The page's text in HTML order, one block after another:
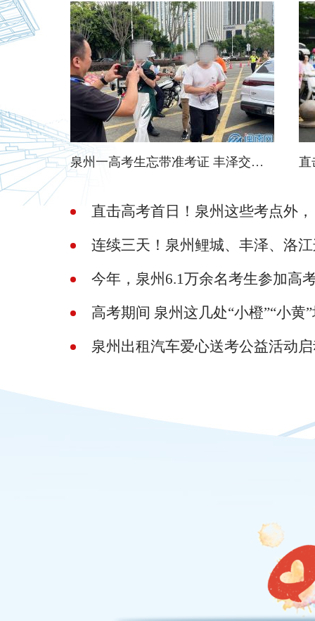
泉州一高考生忘带准考证 丰泽交警紧急帮送证
连续三天！泉州鲤城、丰泽、洛
今年，泉州6.1万余名考生参加高
高考期间 泉州这几处“小橙”“小黄
泉州出租汽车爱心送考公益活动
连续3天！泉州多个路段禁行禁鸣